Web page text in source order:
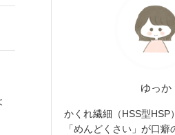
ゆっか
かくれ繊細（HSS型HSP
「めんどくさい」が口癖